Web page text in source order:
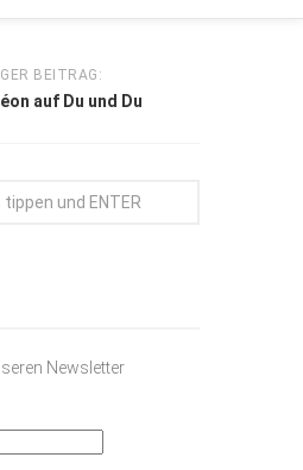
BEITRAG:
auf Du und Du
Newsletter